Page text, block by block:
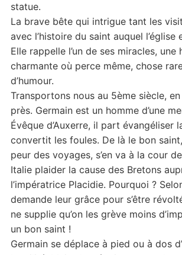
statue.
La brave bête qui intrigue tant les
avec l’histoire du saint auquel l’église
Elle rappelle l’un de ses miracles, une
charmante où perce même, chose
d’humour.
Transportons nous au 5ème siècle,
près. Germain est un homme d’une
Évêque d’Auxerre, il part évangéliser
convertit les foules. De là le bon saint,
peur des voyages, s’en va à la cour
Italie plaider la cause des Bretons
l’impératrice Placidie. Pourquoi ?
demande leur grâce pour s’être
ne supplie qu’on les grève moins
un bon saint !
Germain se déplace à pied ou à dos